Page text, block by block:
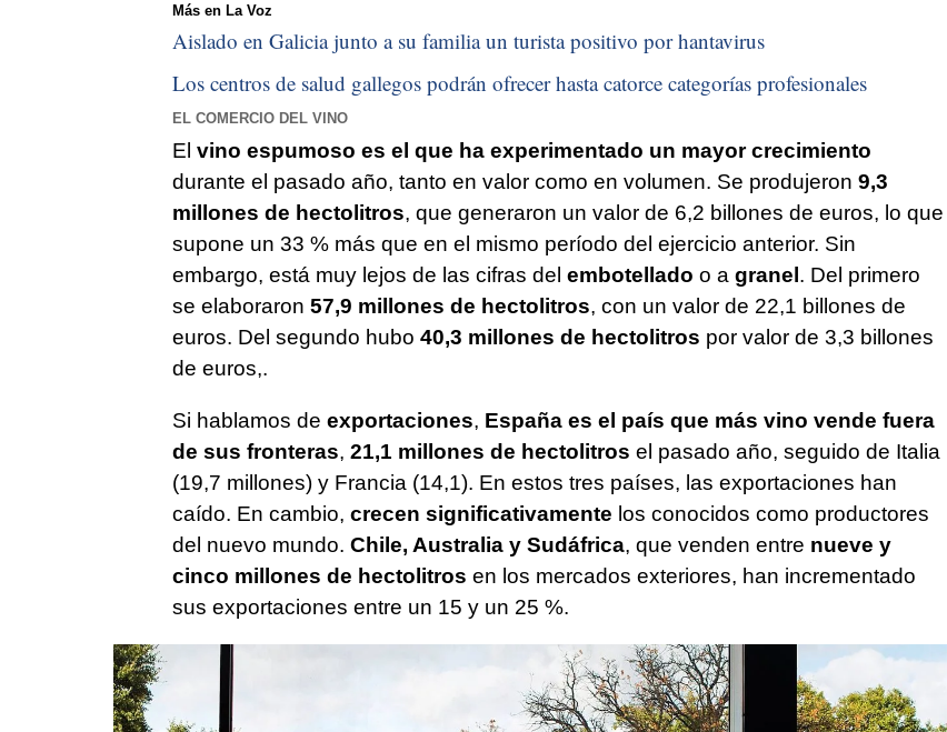
Más en La Voz
Aislado en Galicia junto a su familia un turista positivo por hantavirus
Los centros de salud gallegos podrán ofrecer hasta catorce categorías profesionales
EL COMERCIO DEL VINO
El vino espumoso es el que ha experimentado un mayor crecimiento
durante el pasado año, tanto en valor como en volumen. Se produjeron 9,3
millones de hectolitros, que generaron un valor de 6,2 billones de euros, lo que
supone un 33 % más que en el mismo período del ejercicio anterior. Sin
embargo, está muy lejos de las cifras del embotellado o a granel. Del primero
se elaboraron 57,9 millones de hectolitros, con un valor de 22,1 billones de
euros. Del segundo hubo 40,3 millones de hectolitros por valor de 3,3 billones
de euros,.
Si hablamos de exportaciones, España es el país que más vino vende fuera
de sus fronteras, 21,1 millones de hectolitros el pasado año, seguido de Italia
(19,7 millones) y Francia (14,1). En estos tres países, las exportaciones han
caído. En cambio, crecen significativamente los conocidos como productores
del nuevo mundo. Chile, Australia y Sudáfrica, que venden entre nueve y
cinco millones de hectolitros en los mercados exteriores, han incrementado
sus exportaciones entre un 15 y un 25 %.